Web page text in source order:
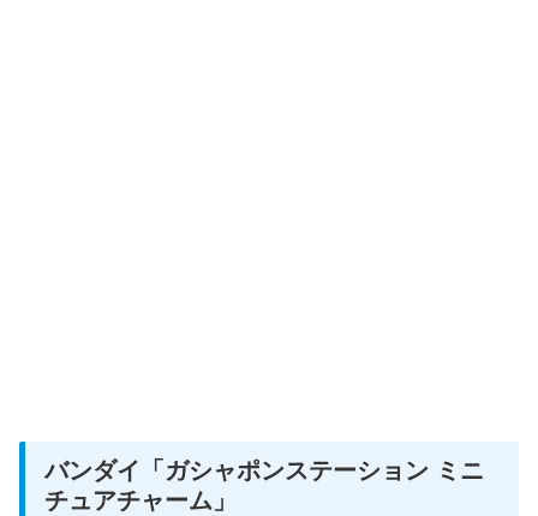
バンダイ 「ガシャポンステーション ミニ
チュアチャーム」